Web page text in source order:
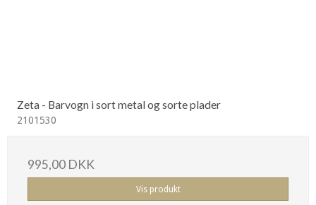
Zeta - Barvogn i sort metal og sorte plader
2101530
995,00 DKK
Vis produkt